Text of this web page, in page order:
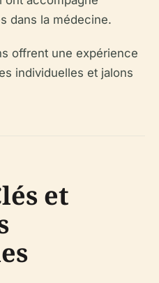
dans la médecine.
offrent une expérience
individuelles et jalons
et